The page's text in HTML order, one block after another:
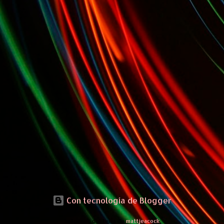
Con tecnología de Blogger
Imágenes del tema demattjeacock